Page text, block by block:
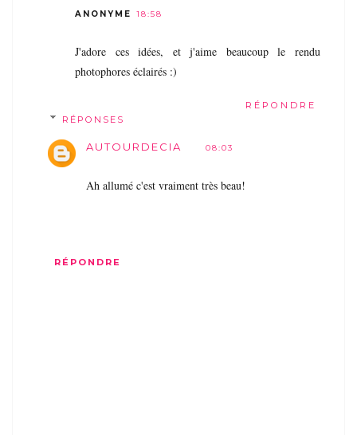
ANONYME 18:58
J'adore ces idées, et j'aime beaucoup le rendu
photophores éclairés :)
RÉPONDRE
RÉPONSES
AUTOURDECIA 08:03
Ah allumé c'est vraiment très beau!
RÉPONDRE